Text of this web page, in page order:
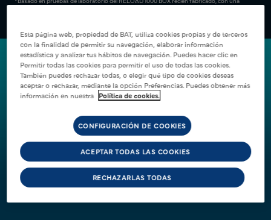
duración de la calada de un segundo y puede variar en función del uso de cada persona.
Esta página web, propiedad de BAT, utiliza cookies propias y de terceros
con la finalidad de permitir su navegación, elaborar información
estadística y analizar tus hábitos de navegación. Puedes hacer clic en
Permitir todas las cookies para permitir el uso de todas las cookies.
También puedes rechazar todas, o elegir qué tipo de cookies deseas
aceptar o rechazar, mediante la opción Preferencias. Puedes obtener más
información en nuestra Política de cookies.
CONFIGURACIÓN DE COOKIES
RECHAZARLAS TODAS
ACEPTAR TODAS LAS COOKIES